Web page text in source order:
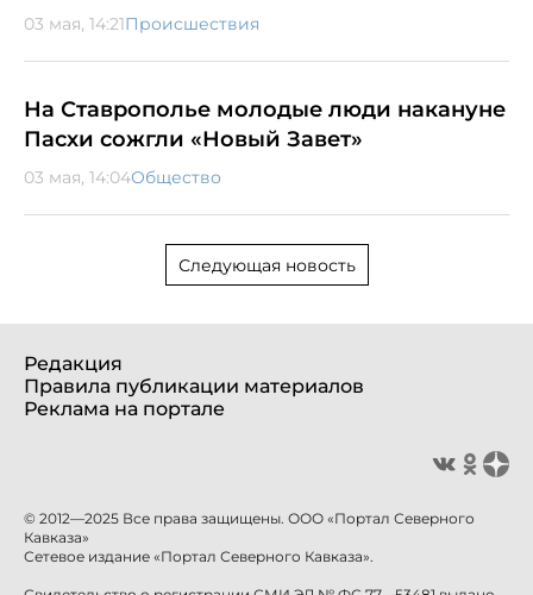
03 мая, 14:21Происшествия
На Ставрополье молодые люди накануне
Пасхи сожгли «Новый Завет»
03 мая, 14:04Общество
Следующая новость
Редакция
Правила публикации материалов
Реклама на портале
© 2012—2025 Все права защищены. ООО «Портал Северного
Кавказа»
Сетевое издание «Портал Северного Кавказа».